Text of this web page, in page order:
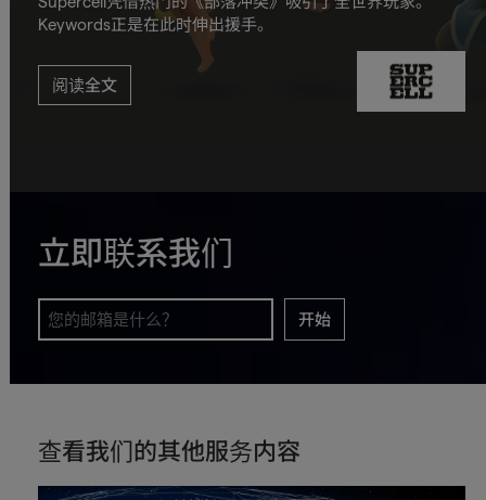
Keywords正是在此时伸出援手。
阅读全文
立即联系我们
开始
查看我们的其他服务内容